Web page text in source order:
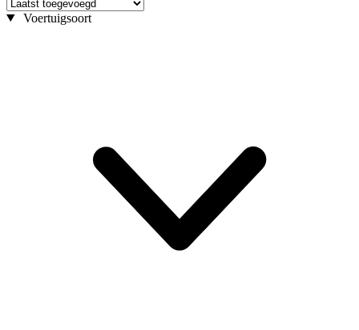
Voertuigsoort